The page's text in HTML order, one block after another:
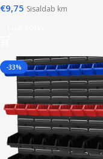
€9,75 Sisaldab km
-33%